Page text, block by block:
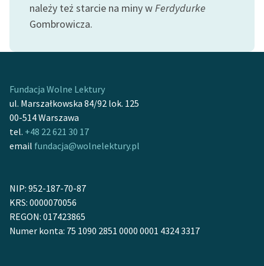
Zespół
Zasady wykorzystania
Logotypy
Materiały promocyjne
Dane fundacji i
sprawozdania finansowe
należy też starcie na miny wFerdydurke
Gombrowicza.
Fundacja Wolne Lektury
ul. Marszałkowska 84/92 lok. 125
00-514 Warszawa
tel. +48 22 621 30 17
email fundacja@wolnelektury.pl
NIP: 952-187-70-87
KRS: 0000070056
REGON: 017423865
Numer konta: 75 1090 2851 0000 0001 4324 3317